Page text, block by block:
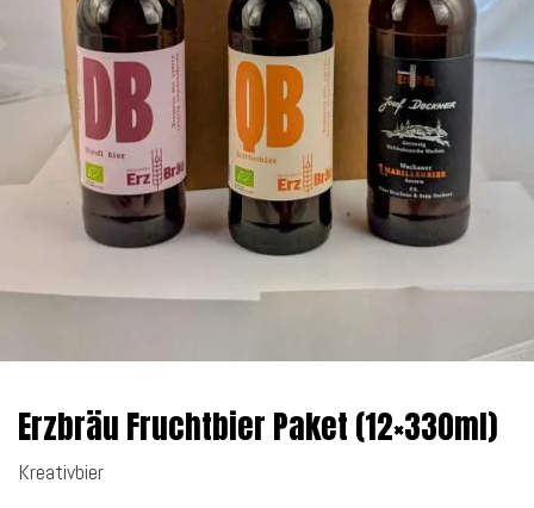
Erzbräu Fruchtbier Paket (12×330ml)
Kreativbier